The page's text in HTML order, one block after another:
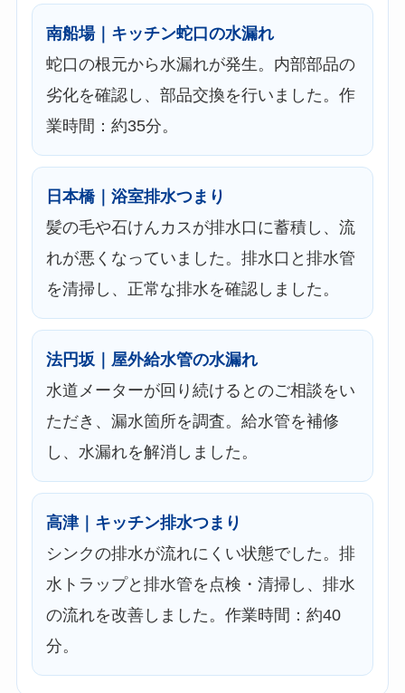
南船場｜キッチン蛇口の水漏れ
蛇口の根元から水漏れが発生。内部部品の
劣化を確認し、部品交換を行いました。作
業時間：約35分。
日本橋｜浴室排水つまり
髪の毛や石けんカスが排水口に蓄積し、流
れが悪くなっていました。排水口と排水管
を清掃し、正常な排水を確認しました。
法円坂｜屋外給水管の水漏れ
水道メーターが回り続けるとのご相談をい
ただき、漏水箇所を調査。給水管を補修
し、水漏れを解消しました。
高津｜キッチン排水つまり
シンクの排水が流れにくい状態でした。排
水トラップと排水管を点検・清掃し、排水
の流れを改善しました。作業時間：約40
分。